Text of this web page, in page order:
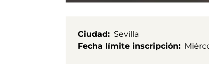
Ciudad
Sevilla
Fecha límite inscripción